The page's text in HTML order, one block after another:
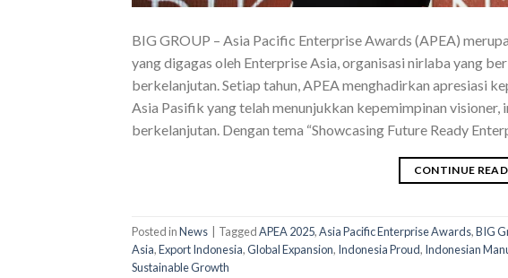
BIG GROUP – Asia Pacific Enterprise Awards (APEA)
yang digagas oleh Enterprise Asia, organisasi nirlaba yang
berkelanjutan. Setiap tahun, APEA menghadirkan apresiasi
Asia Pasifik yang telah menunjukkan kepemimpinan
berkelanjutan. Dengan tema “Showcasing Future Ready
CONTINUE
Posted inNews TaggedAPEA 2025,Asia Pacific Enterprise Awards,BIG
Asia,Export Indonesia,Global Expansion, Indonesia Proud, Indonesian
Sustainable Growth